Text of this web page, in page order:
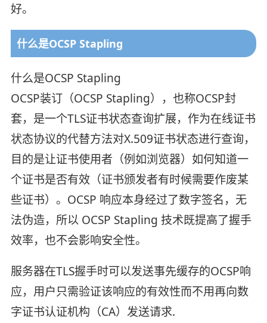
好。
什么是OCSP Stapling
什么是OCSP Stapling
OCSP装订（OCSP Stapling），也称OCSP封
套，是一个TLS证书状态查询扩展，作为在线证书
状态协议的代替方法对X.509证书状态进行查询，
目的是让证书使用者（例如浏览器）如何知道一
个证书是否有效（证书颁发者有时候需要作废某
些证书）。OCSP 响应本身经过了数字签名，无
法伪造，所以 OCSP Stapling 技术既提高了握手
效率，也不会影响安全性。
服务器在TLS握手时可以发送事先缓存的OCSP响
应，用户只需验证该响应的有效性而不用再向数
字证书认证机构（CA）发送请求.